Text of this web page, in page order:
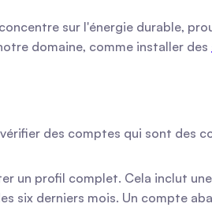
sur l'énergie durable,
domaine, comme installer des
des comptes qui sont des
un profil complet. Cela inclut
six derniers mois. Un compte